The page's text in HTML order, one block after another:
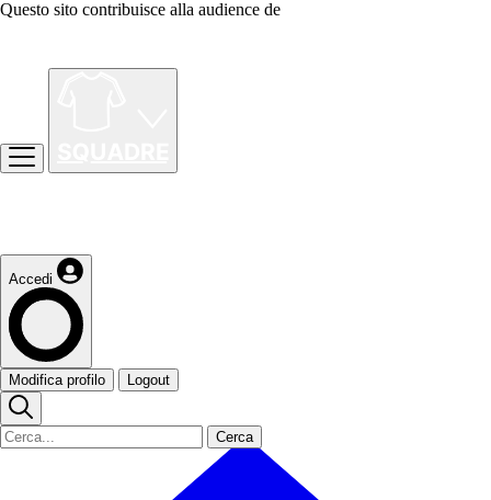
Questo sito contribuisce alla audience de
Accedi
Modifica profilo Logout
Cerca